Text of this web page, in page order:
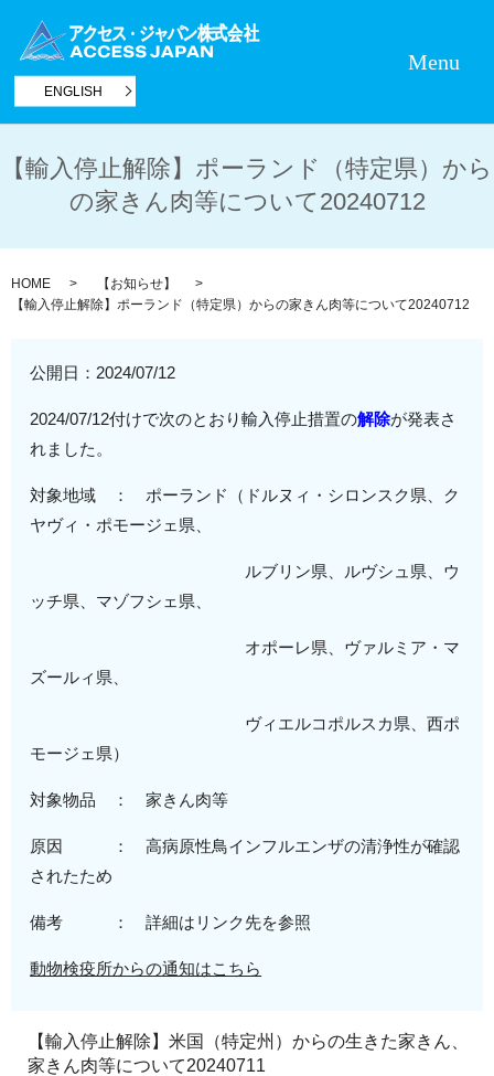
ENGLISH
Menu
【輸入停止解除】ポーランド（特定県）から
の家きん肉等について20240712
HOME
【お知らせ】
【輸入停止解除】ポーランド（特定県）からの家きん肉等について20240712
公開日： 2024/07/12
2024/07/12付けで次のとおり輸入停止措置の解除が発表さ
れました。
対象地域 ： ポーランド
（ドルヌィ・シロンスク県、ク
ヤヴィ・ポモージェ県、
ルブリン県、
ルヴシュ県、ウ
ッチ県、マゾフシェ県、
オポーレ県、 ヴァルミア・ マ
ズールィ県、
ヴィエルコポルスカ県、西ポ
モージェ県）
対象物品 ：家きん肉等
原因 ：高病原性鳥インフルエンザの清浄性が確認
されたため
備考 ： 詳細はリンク先を参照
動物検疫所からの通知はこちら
【輸入停止解除】米国（特定州）からの生きた家きん、
家きん肉等について20240711